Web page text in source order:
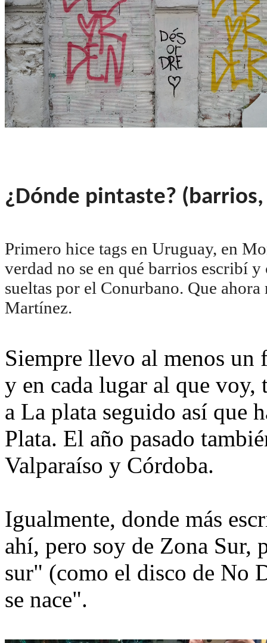
¿Dónde pintaste?
Primero hice tags en Uruguay, en
verdad no se en qué barrios escribí
sueltas por el Conurbano. Que
Martínez.
Siempre llevo al menos
y en cada lugar al que voy,
a La plata seguido así que
Plata. El año pasado
Valparaíso y Córdoba.
Igualmente, donde más
ahí, pero soy de Zona Sur,
sur" (como el disco de No
se nace".